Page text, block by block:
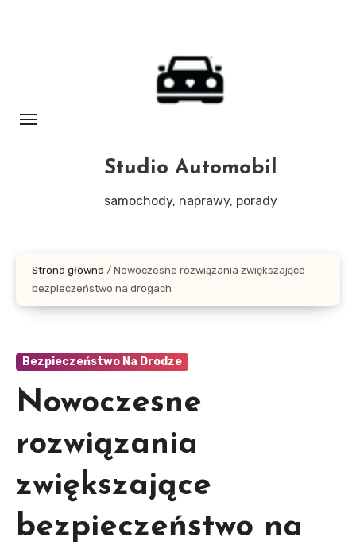
Studio Automobil
samochody, naprawy, porady
Strona główna / Nowoczesne rozwiązania zwiększające
bezpieczeństwo na drogach
Bezpieczeństwo Na Drodze
Nowoczesne
rozwiązania
zwiększające
bezpieczeństwo na